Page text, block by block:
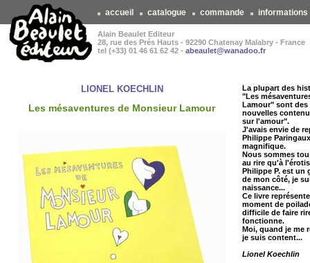
accueil catalogue commande informations
Alain Beaulet Editeur
28, rue des Prés Hauts - 92290 Chatenay Malabry - France
tel (+33) 01 46 61 62 42 - abeaulet@wanadoo.fr
LIONEL KOECHLIN
Les mésaventures de Monsieur Lamour
La plupart des
"Les
Lamour" sont des
nouvelles
sur l'amour".
J'avais envie de
Philippe
magnifique.
Nous sommes
au rire qu'à
Philippe P. est un
de mon côté, je
naissance...
Ce livre
moment de
difficile de faire
fonctionne.
Moi, quand je me
je suis content...
Lionel Koechlin